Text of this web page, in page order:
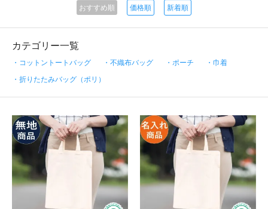
おすすめ順 価格順 新着順
カテゴリー一覧
・コットントートバッグ ・不織布バッグ ・ポーチ
・巾着
・折りたたみバッグ（ポリ）